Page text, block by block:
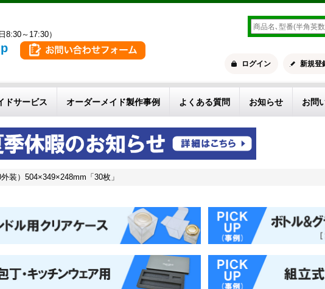
8:30～17:30）
ログイン 新規登
ドサービス オーダーメイド製作事例 よくある質問 お知らせ お問
装）504×349×248mm「30枚」